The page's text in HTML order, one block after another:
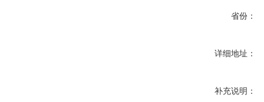
省份：
详细地址：
补充说明：